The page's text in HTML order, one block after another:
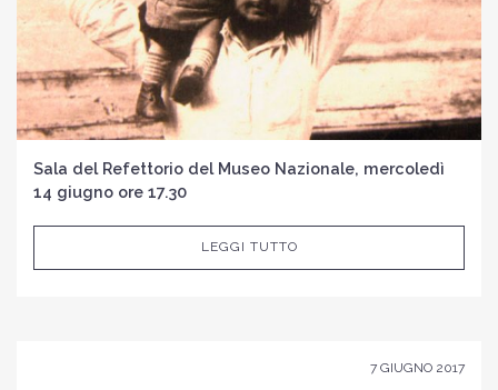
Sala del Refettorio del Museo Nazionale, mercoledì
14 giugno ore 17.30
LEGGI TUTTO
7 GIUGNO 2017